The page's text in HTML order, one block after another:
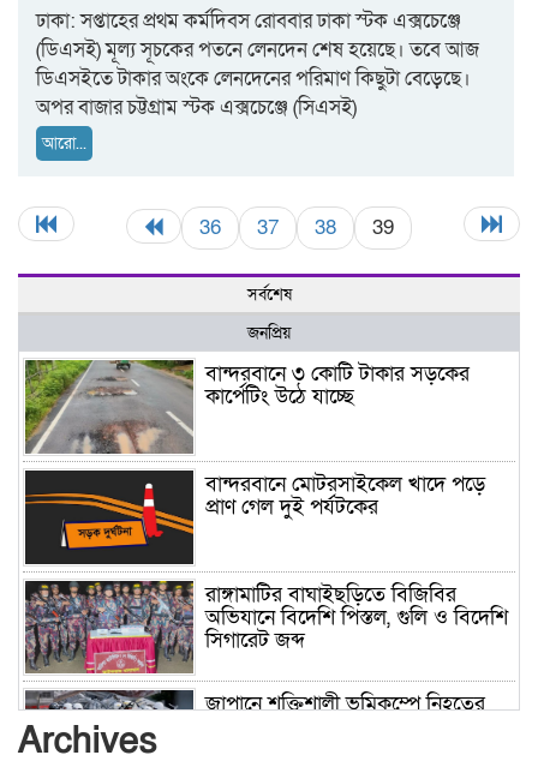
ঢাকা: সপ্তাহের প্রথম কর্মদিবস রোববার ঢাকা স্টক এক্সচেঞ্জে
(ডিএসই) মূল্য সূচকের পতনে লেনদেন শেষ হয়েছে। তবে আজ
ডিএসইতে টাকার অংকে লেনদেনের পরিমাণ কিছুটা বেড়েছে।
অপর বাজার চট্টগ্রাম স্টক এক্সচেঞ্জে (সিএসই)
আরো...
36 37 38 39
সর্বশেষ
জনপ্রিয়
বান্দরবানে ৩ কোটি টাকার সড়কের
কার্পেটিং উঠে যাচ্ছে
বান্দরবানে মোটরসাইকেল খাদে পড়ে
প্রাণ গেল দুই পর্যটকের
রাঙ্গামাটির বাঘাইছড়িতে বিজিবির
অভিযানে বিদেশি পিস্তল, গুলি ও বিদেশি
সিগারেট জব্দ
জাপানে শক্তিশালী ভূমিকম্পে নিহতের
Archives